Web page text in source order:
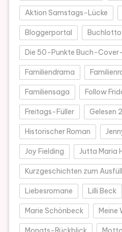
Aktion Samstags-Lücke
Bloggerportal Buchlotto
Die 50-Punkte Buch-
Familiendrama
Familiensaga Follow
Freitags-Füller Gelesen
Historischer Roman
Joy Fielding Jutta Maria
Kurzgeschichten zum
Liebesromane Lilli Beck
Marie Schönbeck Meine